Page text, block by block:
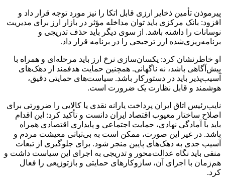
پیرموذن تأمین ذخایر ارزی قابل اتکا را نیز مورد توجه قرار داد و
افزود: بانک مرکزی باید توان مداخله مؤثر در بازار ارز برای مدیریت
نوسانات را داشته باشد. از سوی دیگر باید حذف تدریجی و
برنامه‌ریزی‌شده ارز ترجیحی را در برنامه قرار داد.
او خاطرنشان کرد: یکسان‌سازی نرخ ارز باید مرحله‌ای و همراه با
پیش‌آگاهی باشد، نه ناگهانی. همچنین حمایت هدفمند از دهک‌های
آسیب‌پذیر باید در دستورکار باشد. سیاست‌های حمایتی دقیق،
هوشمند و قابل نظارت یک ضرورت است.
نایب‌رئیس اتاق ایران پرداخت یارانه نقدی یا کالایی را ضرورتی برای
اصلاح ساختار معیوب اقتصاد ایران دانست و تأکید کرد: این اقدام
باید با آمادگی نهادی، حمایت اجتماعی و پایداری اقتصادی همراه
باشد. در غیر این صورت، ممکن است به بی‌ثباتی معیشت مردم و
آسیب جدی به دهک‌های پایین منجر شود. برای جلوگیری از تبعات
منفی باید نگاه عدالت‌محور و تدریجی به اجرای این سیاست داشت و
هم‌زمان با اجرای آن، سازوکارهای حمایتی و بازتوزیعی را فعال
کرد.